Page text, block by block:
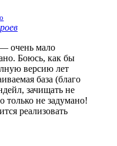
очень мало
Боюсь, как бы
версию лет
база (благо
зачищать не
только не задумано!
реализовать